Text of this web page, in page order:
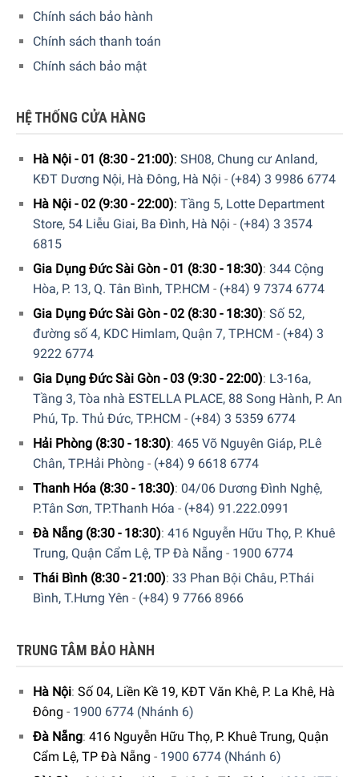
Chính sách bảo hành
Chính sách thanh toán
Chính sách bảo mật
HỆ THỐNG CỬA HÀNG
Hà Nội - 01 (8:30 - 21:00): SH08, Chung cư Anland,
KĐT Dương Nội, Hà Đông, Hà Nội - (+84) 3 9986 6774
Hà Nội - 02 (9:30 - 22:00): Tầng 5, Lotte Department
Store, 54 Liễu Giai, Ba Đình, Hà Nội - (+84) 3 3574
6815
Gia Dụng Đức Sài Gòn - 01 (8:30 - 18:30): 344 Cộng
Hòa, P. 13, Q. Tân Bình, TP.HCM - (+84) 9 7374 6774
Gia Dụng Đức Sài Gòn - 02 (8:30 - 18:30): Số 52,
đường số 4, KDC Himlam, Quận 7, TP.HCM - (+84) 3
9222 6774
Gia Dụng Đức Sài Gòn - 03 (9:30 - 22:00): L3-16a,
Tầng 3, Tòa nhà ESTELLA PLACE, 88 Song Hành, P. An
Phú, Tp. Thủ Đức, TP.HCM - (+84) 3 5359 6774
Hải Phòng (8:30 - 18:30): 465 Võ Nguyên Giáp, P.Lê
Chân, TP.Hải Phòng - (+84) 9 6618 6774
Thanh Hóa (8:30 - 18:30): 04/06 Dương Đình Nghệ,
P.Tân Sơn, TP.Thanh Hóa - (+84) 91.222.0991
Đà Nẵng (8:30 - 18:30): 416 Nguyễn Hữu Thọ, P. Khuê
Trung, Quận Cẩm Lệ, TP Đà Nẵng - 1900 6774
Thái Bình (8:30 - 21:00): 33 Phan Bội Châu, P.Thái
Bình, T.Hưng Yên - (+84) 9 7766 8966
TRUNG TÂM BẢO HÀNH
Hà Nội: Số 04, Liền Kề 19, KĐT Văn Khê, P. La Khê, Hà
Đông - 1900 6774 (Nhánh 6)
Đà Nẵng: 416 Nguyễn Hữu Thọ, P. Khuê Trung, Quận
Cẩm Lệ, TP Đà Nẵng - 1900 6774 (Nhánh 6)